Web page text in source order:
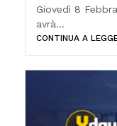
Giovedì 8
avrà...
CONTINUA A